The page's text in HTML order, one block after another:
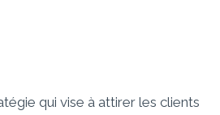
qui vise à attirer les clients